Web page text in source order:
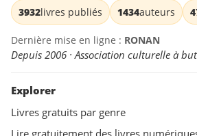
3932livres publiés 1434auteurs
Dernière mise en ligne : RONAN
Depuis 2006 · Association culturelle à
Explorer
Livres gratuits par genre
Lire gratuitement des livres